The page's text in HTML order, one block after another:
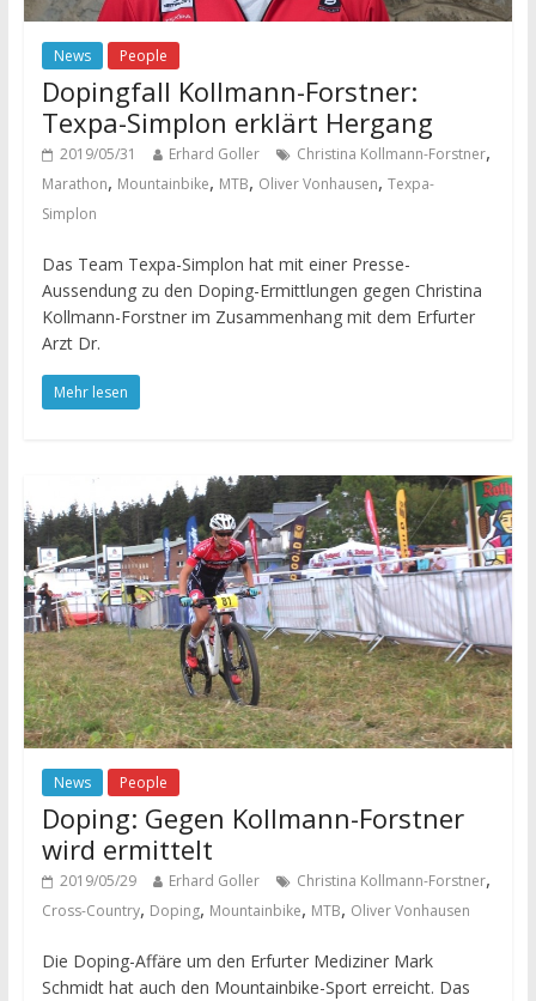
News People
Dopingfall Kollmann-Forstner:
Texpa-Simplon erklärt Hergang
2019/05/31 Erhard Goller Christina Kollmann-Forstner,
Marathon, Mountainbike, MTB, Oliver Vonhausen, Texpa-
Simplon
Das Team Texpa-Simplon hat mit einer Presse-
Aussendung zu den Doping-Ermittlungen gegen Christina
Kollmann-Forstner im Zusammenhang mit dem Erfurter
Arzt Dr.
Mehr lesen
News People
Doping: Gegen Kollmann-Forstner
wird ermittelt
2019/05/29 Erhard Goller Christina Kollmann-Forstner,
Cross-Country, Doping, Mountainbike, MTB, Oliver Vonhausen
Die Doping-Affäre um den Erfurter Mediziner Mark
Schmidt hat auch den Mountainbike-Sport erreicht. Das